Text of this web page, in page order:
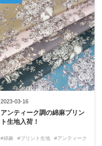
2023-03-16
アンティーク調の綿麻プリン
ト生地入荷！
#綿麻 #プリント生地 #アンティーク